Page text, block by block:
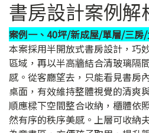
書房設計案例解
案例一、40坪/新成屋/單層/三房
本案採用半開放式書房設計，巧
區域，再以半高牆結合清玻璃隔
感。從客廳望去，只能看見書房
桌面，有效維持整體視覺的清爽
順應樑下空間整合收納，櫃體依
然有序的秩序美感。上層可收納